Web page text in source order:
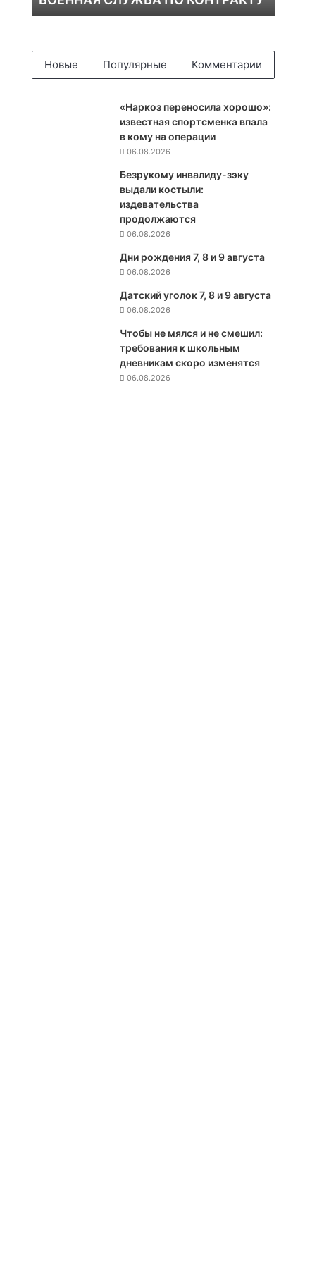
Ж
Новые Популярные Комментарии
«Наркоз переносила хорошо»:
известная спортсменка впала
в кому на операции
06.08.2026
Безрукому инвалиду-зэку
выдали костыли:
издевательства
продолжаются
06.08.2026
Дни рождения 7, 8 и 9 августа
06.08.2026
Датский уголок 7, 8 и 9 августа
06.08.2026
Чтобы не мялся и не смешил:
требования к школьным
дневникам скоро изменятся
06.08.2026